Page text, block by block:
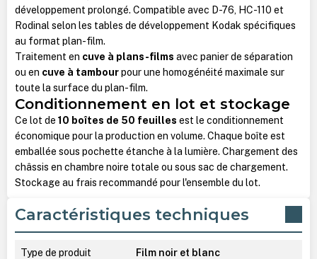
développement prolongé. Compatible avec D-76, HC-110 et
Rodinal selon les tables de développement Kodak spécifiques
au format plan-film.
Traitement en cuve à plans-films avec panier de séparation
ou en cuve à tambourpour une homogénéité maximale sur
toute la surface du plan-film.
Conditionnement en lot et stockage
Ce lot de 10 boîtes de 50 feuilles est le conditionnement
économique pour la production en volume. Chaque boîte est
emballée sous pochette étanche à la lumière. Chargement des
châssis en chambre noire totale ou sous sac de chargement.
Stockage au frais recommandé pour l'ensemble du lot.
Caractéristiques techniques
Type de produit Film noir et blanc